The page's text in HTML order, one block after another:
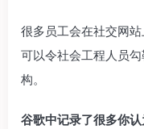
很多员工会在社交网
可以令社会工程人员
构。
谷歌中记录了很多你